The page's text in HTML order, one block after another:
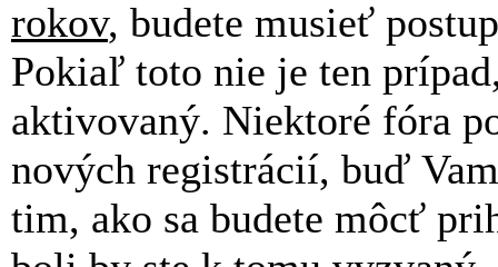
rokov, budete musieť
Pokiaľ toto nie je ten
aktivovaný. Niektoré fóra
nových registrácií, buď
tim, ako sa budete môcť